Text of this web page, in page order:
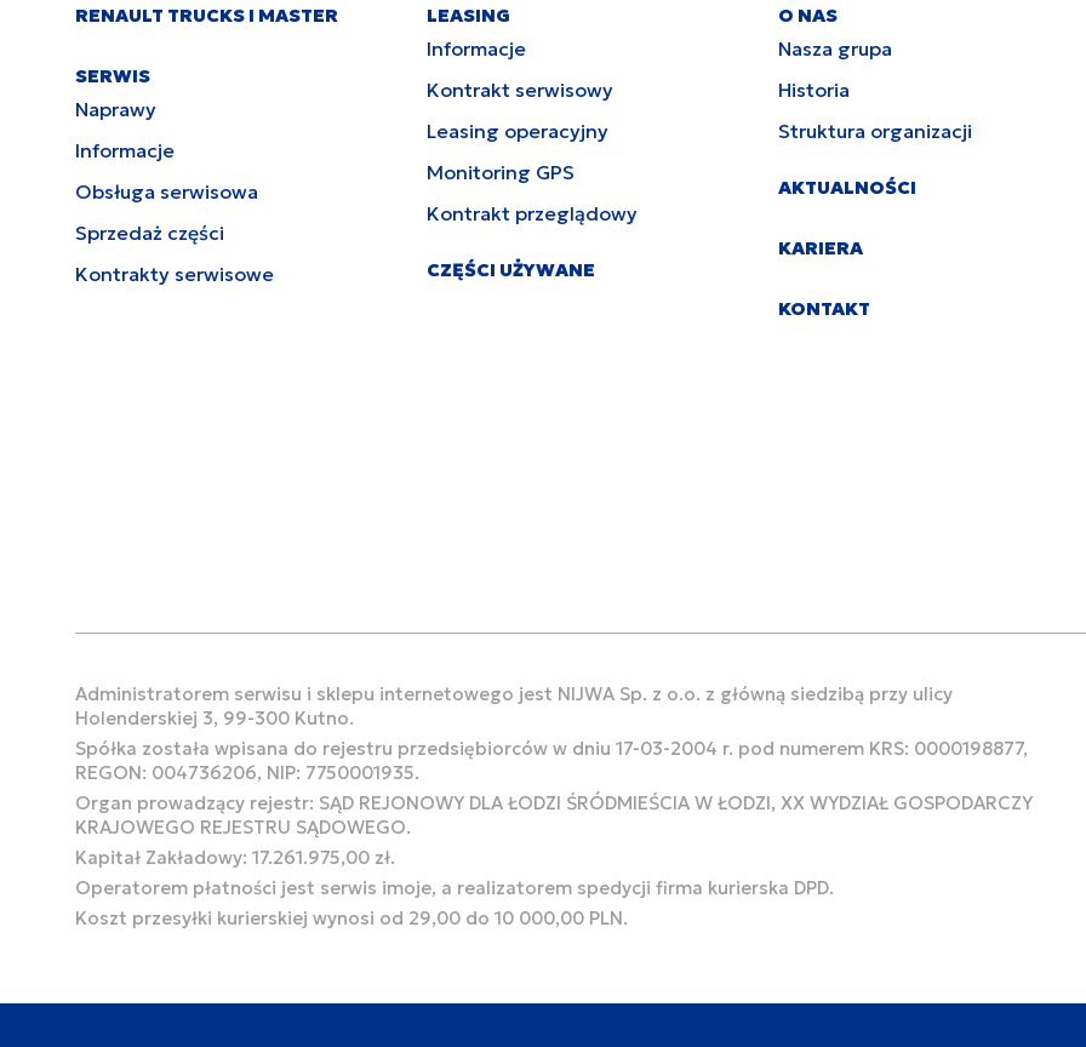
RENAULT TRUCKS I MASTER
SERWIS
Naprawy
Informacje
Obsługa serwisowa
Sprzedaż części
Kontrakty serwisowe
LEASING
Informacje
Kontrakt serwisowy
Leasing operacyjny
Monitoring GPS
Kontrakt przeglądowy
CZĘŚCI UŻYWANE
O NAS
Nasza grupa
Historia
Struktura organizacji
AKTUALNOŚCI
KARIERA
KONTAKT
Administratorem serwisu i sklepu internetowego jest NIJWA Sp. z o.o. z główną siedzibą przy ulicy
Holenderskiej 3, 99-300 Kutno.
Spółka została wpisana do rejestru przedsiębiorców w dniu 17-03-2004 r. pod numerem KRS: 0000198877,
REGON: 004736206, NIP: 7750001935.
Organ prowadzący rejestr: SĄD REJONOWY DLA ŁODZI ŚRÓDMIEŚCIA W ŁODZI, XX WYDZIAŁ GOSPODARCZY
KRAJOWEGO REJESTRU SĄDOWEGO.
Kapitał Zakładowy: 17.261.975,00 zł.
Operatorem płatności jest serwis imoje, a realizatorem spedycji firma kurierska DPD.
Koszt przesyłki kurierskiej wynosi od 29,00 do 10 000,00 PLN.